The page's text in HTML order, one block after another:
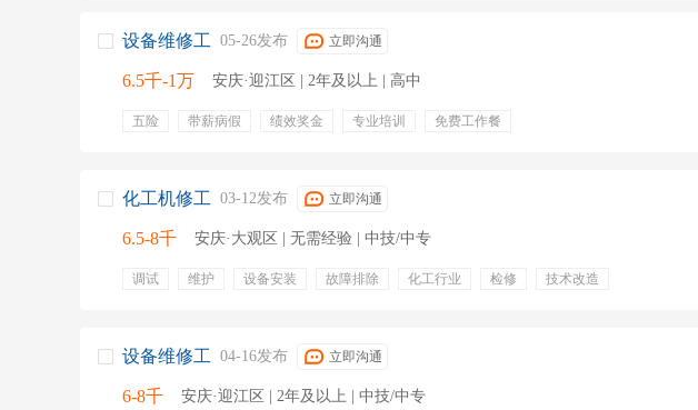
设备维修工 05-26发布 立即沟通
6.5千-1万 安庆·迎江区 | 2年及以上 | 高中
五险 带薪病假 绩效奖金 专业培训 免费工作餐
化工机修工 03-12发布 立即沟通
6.5-8千 安庆·大观区 | 无需经验 | 中技/中专
调试 维护 设备安装 故障排除 化工行业 检修
技术改造
设备维修工 04-16发布 立即沟通
6-8千 安庆·迎江区 | 2年及以上 | 中技/中专